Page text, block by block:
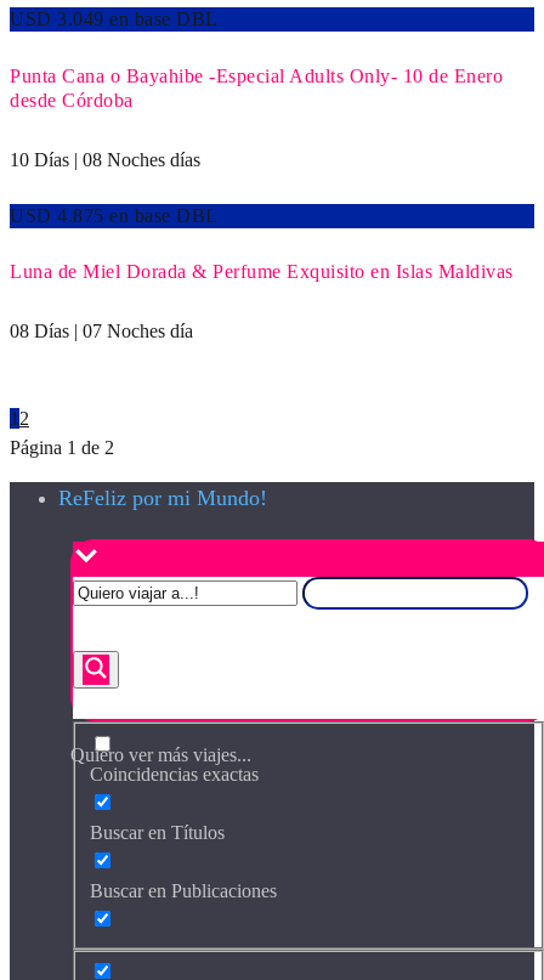
USD 3.049 en base DBL
Punta Cana o Bayahibe -Especial Adults Only- 10 de Enero
desde Córdoba
10 Días | 08 Noches días
USD 4.875 en base DBL
Luna de Miel Dorada & Perfume Exquisito en Islas Maldivas
08 Días | 07 Noches día
1 2
Página 1 de 2
ReFeliz por mi Mundo!
Quiero ver más viajes...
Coincidencias exactas
Buscar en Títulos
Buscar en Publicaciones